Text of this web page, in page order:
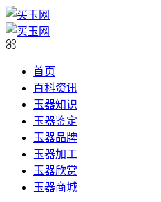
首页
百科资讯
玉器知识
玉器鉴定
玉器品牌
玉器加工
玉器欣赏
玉器商城